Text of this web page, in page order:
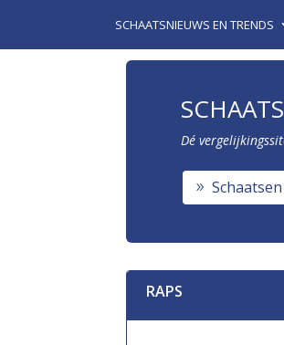
SCHAATSNIEUWS EN TRENDS
Dé
RAPS